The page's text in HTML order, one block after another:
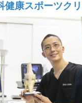
健康スポーツク